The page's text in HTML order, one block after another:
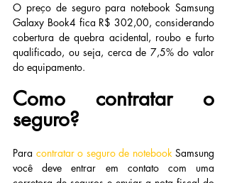
O preço de seguro para notebook Samsung
Galaxy Book4 fica R$ 302,00, considerando
cobertura de quebra acidental, roubo e furto
qualificado, ou seja, cerca de 7,5% do valor
do equipamento.
Como contratar o
seguro?
Para contratar o seguro de notebook Samsung
você deve entrar em contato com uma